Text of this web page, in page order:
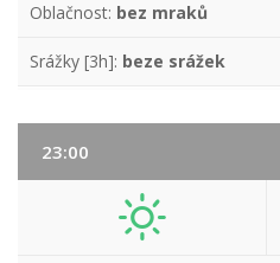
Oblačnost: bez mraků
Srážky [3h]: beze srážek
23:00